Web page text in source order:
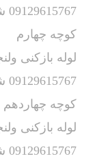
کوچه چهارم
لوله بازکنی
کوچه چهاردهم
لوله بازکنی